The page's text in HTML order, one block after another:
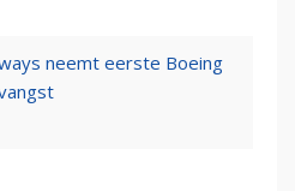
neemt eerste Boeing